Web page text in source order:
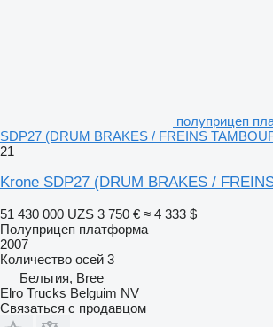
полуприцеп
SDP27 (DRUM BRAKES / FREINS
21
Krone SDP27 (DRUM BRAKES /
51 430 000 UZS 3 750 € ≈ 4 333 $
Полуприцеп платформа
2007
Количество осей 3
Бельгия, Bree
Elro Trucks Belguim NV
Связаться с продавцом